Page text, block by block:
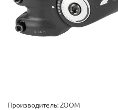
Производитель:ZOOM